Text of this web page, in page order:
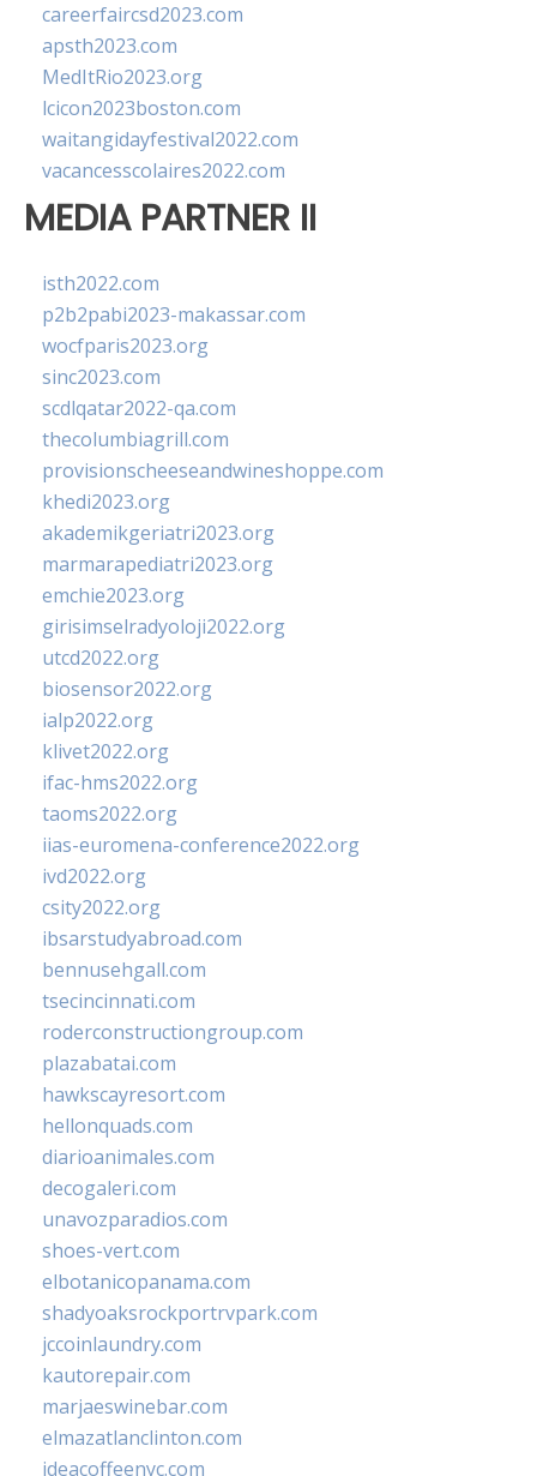
careerfaircsd2023.com
apsth2023.com
MedItRio2023.org
lcicon2023boston.com
waitangidayfestival2022.com
vacancesscolaires2022.com
MEDIA PARTNER II
isth2022.com
p2b2pabi2023-makassar.com
wocfparis2023.org
sinc2023.com
scdlqatar2022-qa.com
thecolumbiagrill.com
provisionscheeseandwineshoppe.com
khedi2023.org
akademikgeriatri2023.org
marmarapediatri2023.org
emchie2023.org
girisimselradyoloji2022.org
utcd2022.org
biosensor2022.org
ialp2022.org
klivet2022.org
ifac-hms2022.org
taoms2022.org
iias-euromena-conference2022.org
ivd2022.org
csity2022.org
ibsarstudyabroad.com
bennusehgall.com
tsecincinnati.com
roderconstructiongroup.com
plazabatai.com
hawkscayresort.com
hellonquads.com
diarioanimales.com
decogaleri.com
unavozparadios.com
shoes-vert.com
elbotanicopanama.com
shadyoaksrockportrvpark.com
jccoinlaundry.com
kautorepair.com
marjaeswinebar.com
elmazatlanclinton.com
ideacoffeenyc.com